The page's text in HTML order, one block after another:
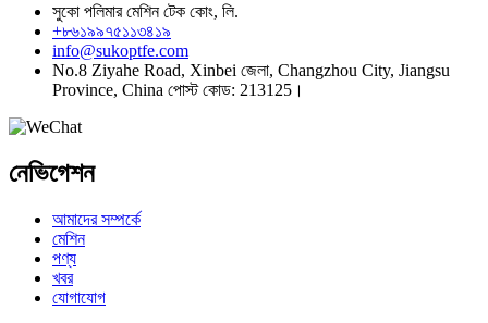
সুকো পলিমার মেশিন টেক কোং, লি.
+৮৬১৯৯৭৫১১৩৪১৯
info@sukoptfe.com
No.8 Ziyahe Road, Xinbei জেলা, Changzhou City, Jiangsu
Province, China পোস্ট কোড: 213125।
নেভিগেশন
আমাদের সম্পর্কে
মেশিন
পণ্য
খবর
যোগাযোগ